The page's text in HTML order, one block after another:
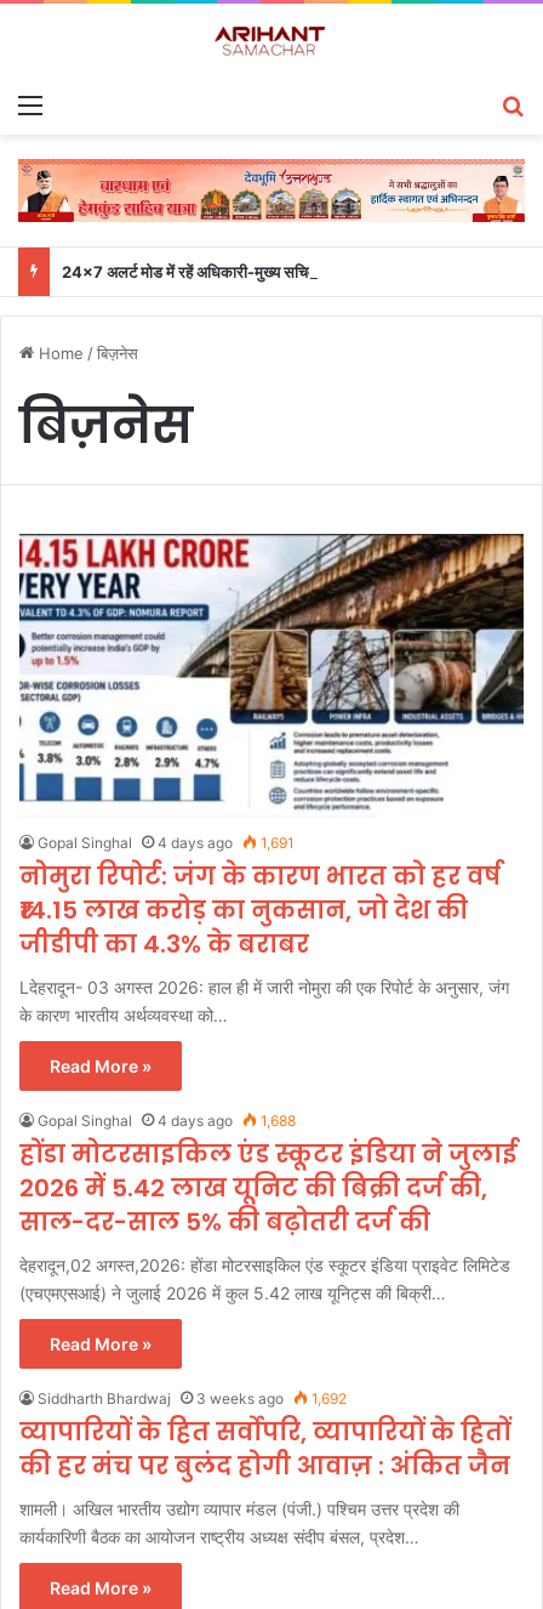
Home /बिज़नेस
बिज़नेस
Gopal Singhal 4 days ago 1,691
नोमुरा रिपोर्ट: जंग के कारण भारत को हर वर्ष
₹14.15 लाख करोड़ का नुकसान, जो देश की
जीडीपी का 4.3% के बराबर
Lदेहरादून- 03 अगस्त 2026: हाल ही में जारी नोमुरा की एक रिपोर्ट के अनुसार, जंग
के कारण भारतीय अर्थव्यवस्था को…
Read More »
Gopal Singhal 4 days ago 1,688
होंडा मोटरसाइकिल एंड स्कूटर इंडिया ने जुलाई
2026 में 5.42 लाख यूनिट की बिक्री दर्ज की,
साल-दर-साल 5% की बढ़ोतरी दर्ज की
देहरादून,02 अगस्त,2026: होंडा मोटरसाइकिल एंड स्कूटर इंडिया प्राइवेट लिमिटेड
(एचएमएसआई) ने जुलाई 2026 में कुल 5.42 लाख यूनिट्स की बिक्री…
Read More »
Siddharth Bhardwaj 3 weeks ago 1,692
व्यापारियों के हित सर्वोपरि, व्यापारियों के हितों
की हर मंच पर बुलंद होगी आवाज़ : अंकित जैन
शामली। अखिल भारतीय उद्योग व्यापार मंडल (पंजी.) पश्चिम उत्तर प्रदेश की
कार्यकारिणी बैठक का आयोजन राष्ट्रीय अध्यक्ष संदीप बंसल, प्रदेश…
Read More »